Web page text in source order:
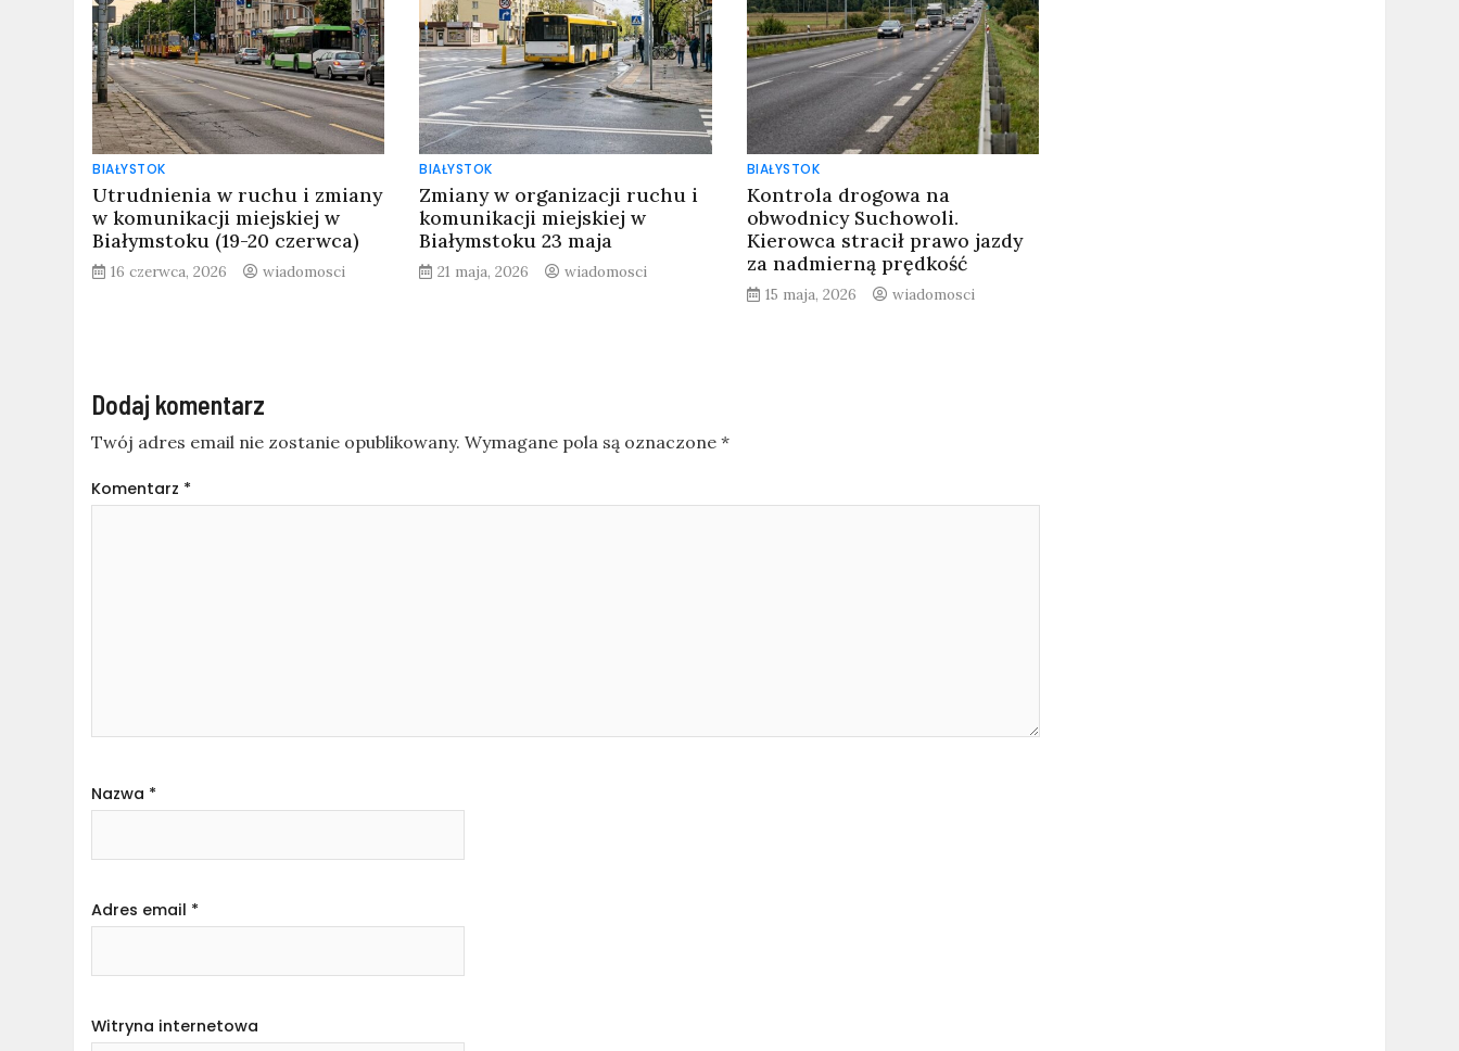
BIAŁYSTOK
Utrudnienia w ruchu i zmiany
w komunikacji miejskiej w
Białymstoku (19-20 czerwca)
16 czerwca, 2026 wiadomosci
BIAŁYSTOK
Zmiany w organizacji ruchu i
komunikacji miejskiej w
Białymstoku 23 maja
21 maja, 2026 wiadomosci
BIAŁYSTOK
Kontrola drogowa na
obwodnicy Suchowoli.
Kierowca stracił prawo jazdy
za nadmierną prędkość
15 maja, 2026 wiadomosci
Dodaj komentarz
Twój adres email nie zostanie opublikowany. Wymagane pola są oznaczone*
Komentarz *
Nazwa *
Adres email *
Witryna internetowa